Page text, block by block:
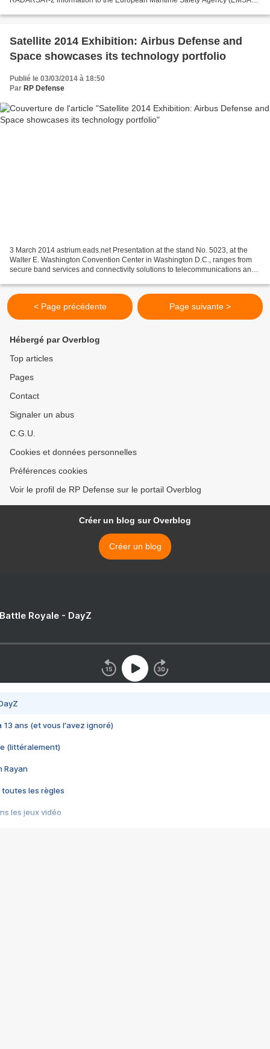
Satellite 2014 Exhibition: Airbus Defense and
Space showcases its technology portfolio
Publié le 03/03/2014 à 18:50
Par RP Defense
3 March 2014 astrium.eads.net Presentation at the stand No. 5023, at the
Walter E. Washington Convention Center in Washington D.C., ranges from
secure band services and connectivity solutions to telecommunications and
< Page précédente Page suivante >
Hébergé par Overblog
Top articles
Pages
Contact
Signaler un abus
C.G.U.
Cookies et données personnelles
Préférences cookies
Voir le profil de RP Defense sur le portail Overblog
Créer un blog sur Overblog
Créer un blog
Royale - DayZ
13 ans (et vous l'avez ignoré)
(littéralement)
Rayan
toutes les règles
les jeux vidéo